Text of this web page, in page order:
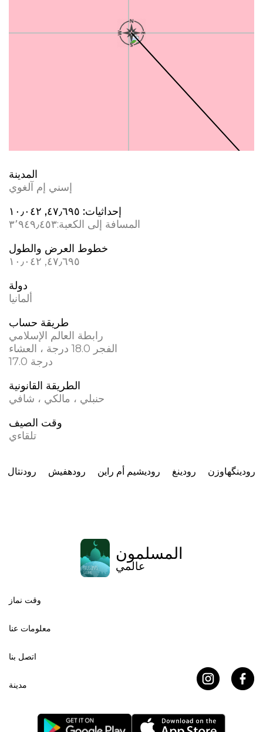
المدينة
إسني إم آلغوي
إحداثيات: ٤٧٫٦٩٥, ١٠٫٠٤٢
المسافة إلى الكعبة:٣٬٩٤٩٫٤٥٣
خطوط العرض والطول
٤٧٫٦٩٥, ١٠٫٠٤٢
دولة
ألمانيا
طريقة حساب
رابطة العالم الإسلامي
الفجر 18.0 درجة ، العشاء
17.0 درجة
الطريقة القانونية
حنبلي ، مالكي ، شافي
وقت الصيف
تلقاءي
رودنتال رودهفيش روديشيم أم راين رودينغ رودینگهاوزن
المسلمون
عالمي
وقت نماز
معلومات عنا
اتصل بنا
مدينة